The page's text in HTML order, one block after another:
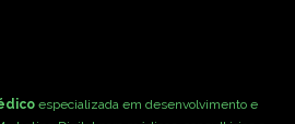
especializada em desenvolvimento e